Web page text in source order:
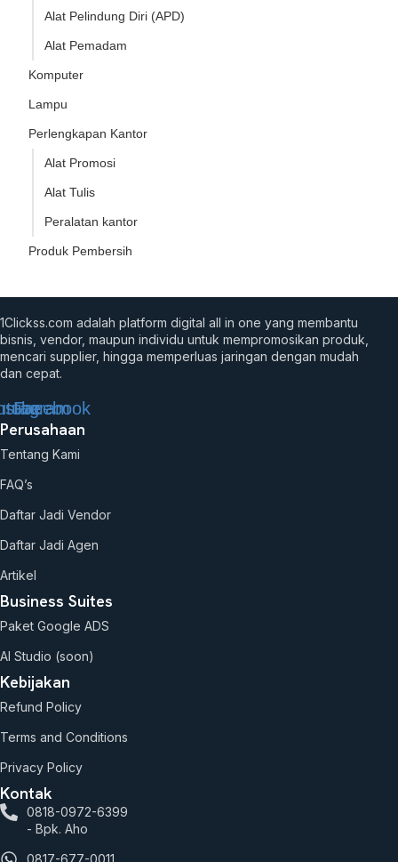
Alat Pelindung Diri (APD)
Alat Pemadam
Komputer
Lampu
Perlengkapan Kantor
Alat Promosi
Alat Tulis
Peralatan kantor
Produk Pembersih
1Clickss.com adalah platform digital all in one yang membantu
bisnis, vendor, maupun individu untuk mempromosikan produk,
mencari supplier, hingga memperluas jaringan dengan mudah
dan cepat.
Facebook
Perusahaan
Tentang Kami
FAQ’s
Daftar Jadi Vendor
Daftar Jadi Agen
Artikel
Business Suites
Paket Google ADS
AI Studio (soon)
Kebijakan
Refund Policy
Terms and Conditions
Privacy Policy
Kontak
0818-0972-6399
- Bpk. Aho
0817-677-0011